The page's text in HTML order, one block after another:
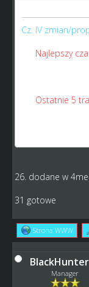
Cz. IV zmian/
Najlepszy
Ostatnie 5
26. dodane w
31 gotowe
Strona WWW
BlackHunter
Manager